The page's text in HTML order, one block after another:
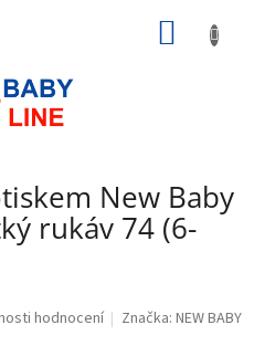
New Baby
rukáv 74 (6-
hodnocení Značka:NEW BABY